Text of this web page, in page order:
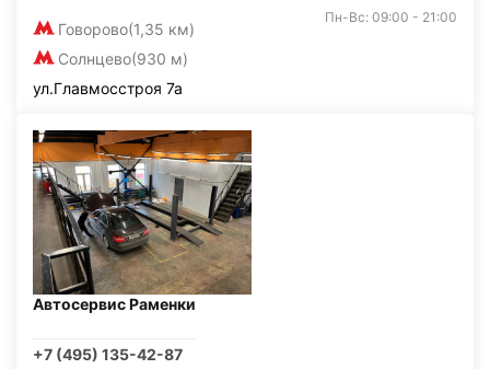
Говорово(1,35 км)
Солнцево(930 м)
Пн-Вс: 09:00 - 21:00
ул.Главмосстроя 7а
Автосервис Раменки
+7 (495) 135-42-87